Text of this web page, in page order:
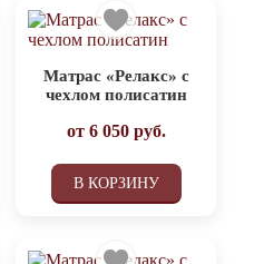
Матрас «Релакс» с
чехлом полисатин
от 6 050руб.
В КОРЗИНУ